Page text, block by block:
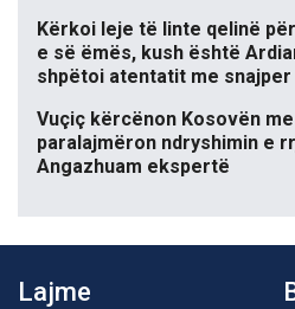
Kërkoi leje të linte qelinë
e së ëmës, kush është
shpëtoi atentatit me
Vuçiç kërcënon Kosovën
paralajmëron ndryshimin e
Angazhuam ekspertë
Lajme